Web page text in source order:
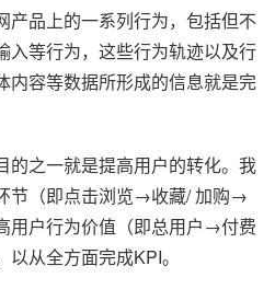
产品上的一系列行为，包括但不
入等行为，这些行为轨迹以及行
内容等数据所形成的信息就是完
的之一就是提高用户的转化。我
节（即点击浏览→收藏/ 加购→
用户行为价值（即总用户→付费
从全方面完成KPI。